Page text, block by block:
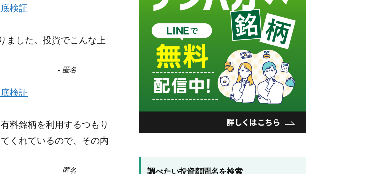
検証
ました。投資でこんな上
- 匿名
検証
料銘柄を利用するつもり
くれているので、その内
- 匿名 調べたい投資顧問名を検索